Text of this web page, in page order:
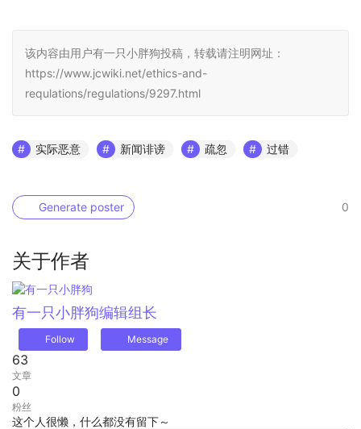
该内容由用户有一只小胖狗投稿，转载请注明网址：
https://www.jcwiki.net/ethics-and-
requlations/regulations/9297.html
实际恶意 新闻诽谤 疏忽 过错
0
Generate poster
关于作者
有一只小胖狗编辑组长
Follow Message
63
文章
0
粉丝
这个人很懒，什么都没有留下～